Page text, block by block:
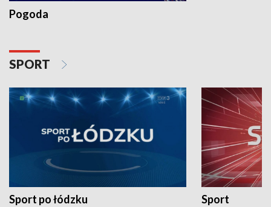
Pogoda
SPORT
Sport po łódzku Sport